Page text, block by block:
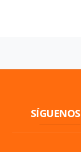
SÍGUENOS